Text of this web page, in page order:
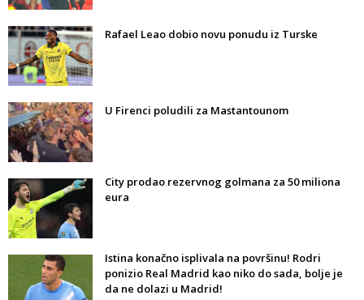
Rafael Leao dobio novu ponudu iz Turske
U Firenci poludili za Mastantounom
City prodao rezervnog golmana za 50 miliona
eura
Istina konačno isplivala na površinu! Rodri
ponizio Real Madrid kao niko do sada, bolje je
da ne dolazi u Madrid!